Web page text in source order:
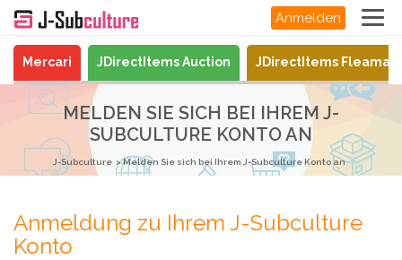
Anmelden
Mercari JDirectItems Auction JDirectItems
MELDEN SIE SICH BEI IHREM J-
SUBCULTURE KONTO AN
J-Subculture Melden Sie sich bei Ihrem J-Subculture Konto an
Anmeldung zu Ihrem J-Subculture
Konto